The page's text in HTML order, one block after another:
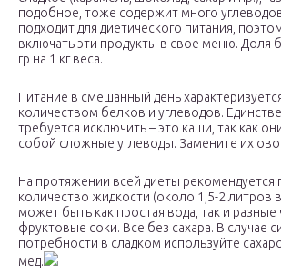
подобное, тоже содержит много
подходит для диетического питания,
включать эти продукты в свое меню. Доля
гр на 1 кг веса.
Питание в смешанный день
количеством белков и углеводов.
требуется исключить – это каши, так как
собой сложные углеводы. Замените их
На протяжении всей диеты рекомендуется
количество жидкости (около 1,5-2 литров
может быть как простая вода, так и разные
фруктовые соки. Все без сахара. В случае
потребности в сладком используйте
мед.